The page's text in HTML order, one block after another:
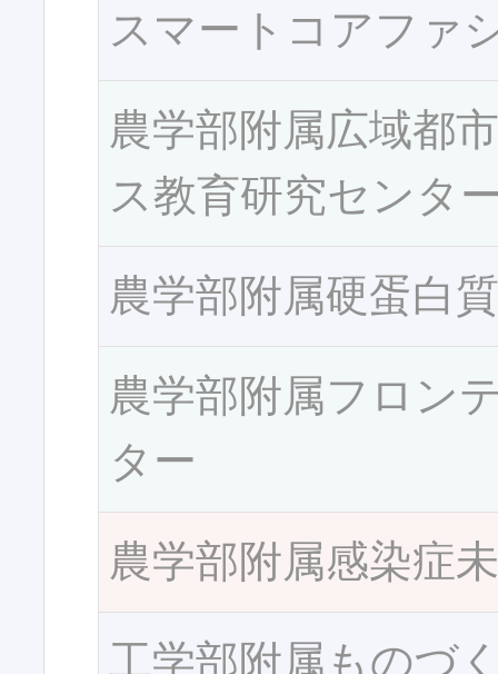
スマートコアファ
農学部附属広域都
ス教育研究センタ
農学部附属硬蛋白
農学部附属フロン
ター
農学部附属感染症
工学部附属ものづ